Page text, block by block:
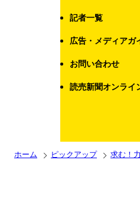
記者一覧
広告・メディアガ
お問い合わせ
読売新聞オンライ
ホーム ピックアップ 求む！